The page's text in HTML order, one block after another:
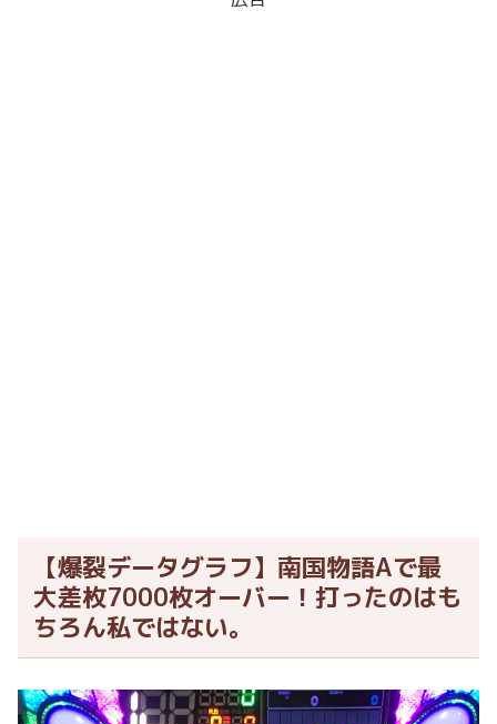
【爆裂データグラフ】南国物語Aで最
大差枚7000枚オーバー！打ったのはも
ちろん私ではない。